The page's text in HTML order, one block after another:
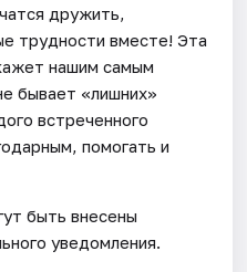
дружить,
трудности вместе! Эта
нашим самым
бывает «лишних»
встреченного
помогать и
быть внесены
уведомления.